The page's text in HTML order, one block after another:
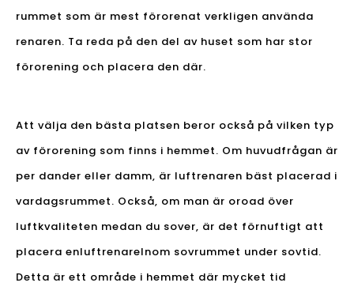
rummet som är mest förorenat verkligen använda
renaren. Ta reda på den del av huset som har stor
förorening och placera den där.
Att välja den bästa platsen beror också på vilken typ
av förorening som finns i hemmet. Om huvudfrågan är
per dander eller damm, är luftrenaren bäst placerad i
vardagsrummet. Också, om man är oroad över
luftkvaliteten medan du sover, är det förnuftigt att
placera enluftrenareInom sovrummet under sovtid.
Detta är ett område i hemmet där mycket tid